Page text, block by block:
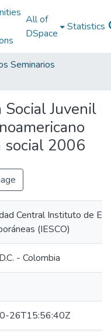
All of
DSpace
Statistics
Seminarios
Juvenil
social 2006
Central Instituto de
(IESCO)
- Colombia
26T15:56:40Z